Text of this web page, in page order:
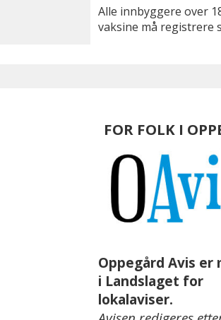
Alle innbyggere over
vaksine må registrere
FOR FOLK I
Oppegård Avis er
i Landslaget for
lokalaviser.